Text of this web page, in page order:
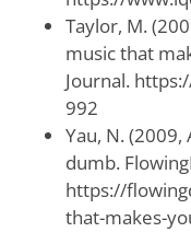
Taylor, M.
music that
Journal.
992
Yau, N.
dumb.
https://
that-makes-